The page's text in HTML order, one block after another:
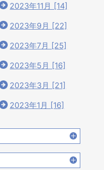
2023年11月 [14]
2023年9月 [22]
2023年7月 [25]
2023年5月 [16]
2023年3月 [21]
2023年1月 [16]
2022年11月 [15]